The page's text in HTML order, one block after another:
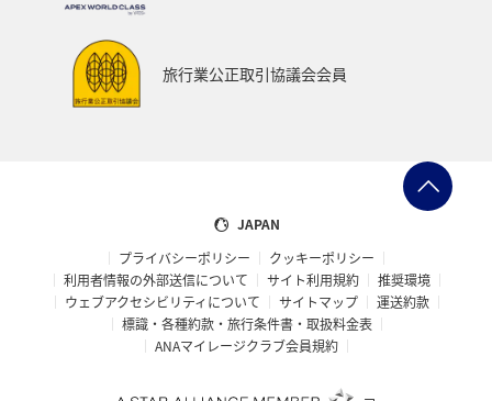
1人
プロモーションコードについて
前後3日の運賃を検索
・表示金額は選択いただいた条件でのもっともおトクな運賃となり
ます。
・表示金額と空席状況は最新ではない場合があります。[検索する]
ボタンより最新の空席照会結果をご確認ください。
旅行業公正取引協議会会員
JAPAN
プライバシーポリシー
クッキーポリシー
利用者情報の外部送信について
サイト利用規約
推奨環境
ウェブアクセシビリティについて
サイトマップ
運送約款
標識・各種約款・旅行条件書・取扱料金表
ANAマイレージクラブ会員規約